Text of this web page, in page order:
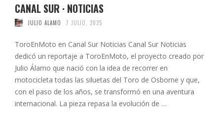
CANAL SUR · NOTICIAS
JULIO ALAMO 7 JULIO, 2025
ToroEnMoto en Canal Sur Noticias Canal Sur Noticias
dedicó un reportaje a ToroEnMoto, el proyecto creado por
Julio Álamo que nació con la idea de recorrer en
motocicleta todas las siluetas del Toro de Osborne y que,
con el paso de los años, se transformó en una aventura
internacional. La pieza repasa la evolución de …